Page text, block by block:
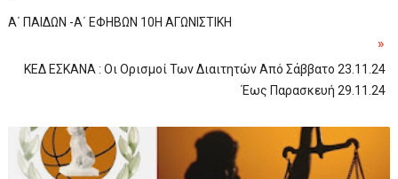
Α΄ ΠΑΙΔΩΝ -Α΄ ΕΦΗΒΩΝ 10Η ΑΓΩΝΙΣΤΙΚΗ
»
ΚΕΔ ΕΣΚΑΝΑ : Οι Ορισμοί Των Διαιτητών Από Σάββατο 23.11.24
Έως Παρασκευή 29.11.24